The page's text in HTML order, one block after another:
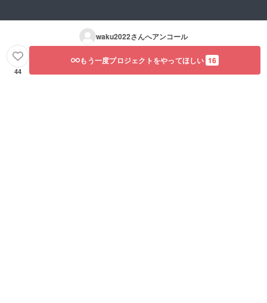
waku2022さんへアンコール
44
もう一度プロジェクトをやってほしい 16